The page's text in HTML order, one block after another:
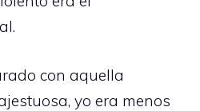
con aquella
yo era menos